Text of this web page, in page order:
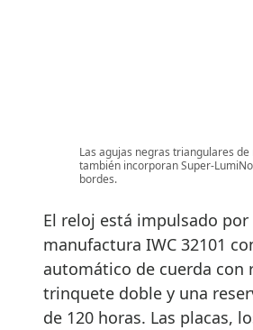
Las agujas negras triangulares de
también incorporan Super-
bordes.
El reloj está impulsado
manufactura IWC 32101
automático de cuerda con
trinquete doble y una
de 120 horas. Las placas,